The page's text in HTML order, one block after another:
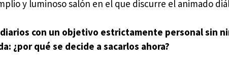
y luminoso salón en el que discurre el animado
con un objetivo estrictamente personal sin
¿por qué se decide a sacarlos ahora?